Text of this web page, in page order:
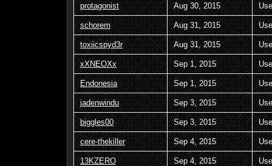
protagonist Aug 30, 2015
schorem Aug 31, 2015
toxiicspyd3r Aug 31, 2015
xXNEOXx Sep 1, 2015
Endonesia Sep 1, 2015
jadenwindu Sep 3, 2015
biggles00 Sep 3, 2015
cere-thekiller Sep 4, 2015
13KZERO Sep 4, 2015